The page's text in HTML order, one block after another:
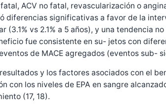
ACV no fatal, revascularización o
diferencias significativas a favor de la
(3.1% vs 2.1% a 5 años), y una tendencia
fue consistente en su- jetos con
de MACE agregados (eventos sub-
y los factores asociados con el
con los niveles de EPA en sangre
(17, 18).